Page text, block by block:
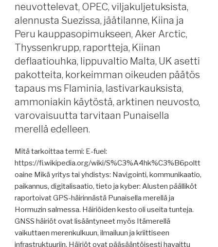
merenkulkijoiden
burnout,
Venäjän
merivaroitus
Suomenlahdelle
ja
Viron
aluevesillä,
konttiliikenteessä
tulossa
tullitauko,
jäätilanne
tänään,
ST1
tankkasi
biometaania,
etäluotsauskokeilu,
raportteja,
neuvottelevat, OPEC, viljakuljetuksista,
alennusta Suezissa, jäätilanne, Kiina ja
Peru kauppasopimukseen, Aker Arctic,
Thyssenkrupp, raportteja, Kiinan
deflaatiouhka, lippuvaltio Malta, UK asetti
pakotteita, korkeimman oikeuden päätös
tapaus ms Flaminia, lastivarkauksista,
ammoniakin käytöstä, arktinen neuvosto,
varovaisuutta tarvitaan Punaisella
merellä edelleen.
Mitä tarkoittaa termi: E-fuel:
https://fi.wikipedia.org/wiki/S%C3%A4hk%C3%B6poltt
oaine Mikä yritys tai yhdistys: Navigointi, kommunikaatio,
paikannus, digitalisaatio, tieto ja kyber: Alusten päälliköt
raportoivat GPS-häirinnästä Punaisella merellä ja
Hormuzin salmessa. Häiriöiden kesto oli useita tunteja.
GNSS häiriöt ovat lisääntyneet myös Itämerellä
vaikuttaen merenkulkuun, ilmailuun ja kriittiseen
infrastruktuuriin. Häiriöt ovat pääsääntöisesti havaittu